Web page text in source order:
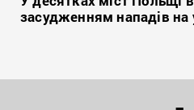
засудженням нападів на